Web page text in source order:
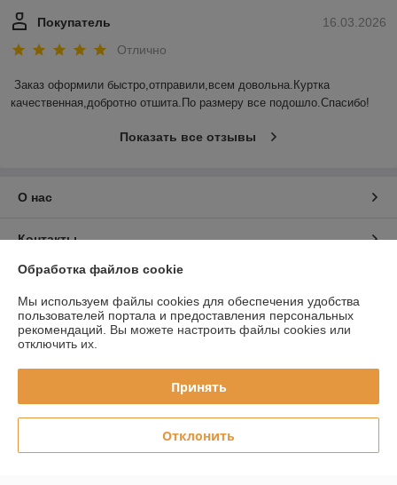
16.03.2026
Покупатель
Отлично
Заказ оформили быстро,отправили,всем довольна.Куртка
качественная,добротно отшита.По размеру все подошло.Спасибо!
Показать все отзывы
О нас
Контакты
Доставка и оплата
График работы
Политика обработки cookies
Обработка файлов cookie
Мы используем файлы cookies для обеспечения удобства
пользователей портала и предоставления персональных
рекомендаций. Вы можете настроить файлы cookies или
отключить их.
Принять
Отклонить